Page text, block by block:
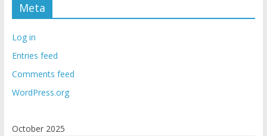
Meta
Log in
Entries feed
Comments feed
WordPress.org
October 2025